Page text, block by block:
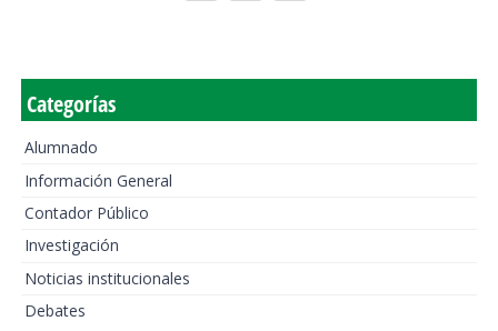
Categorías
Alumnado
Información General
Contador Público
Investigación
Noticias institucionales
Debates